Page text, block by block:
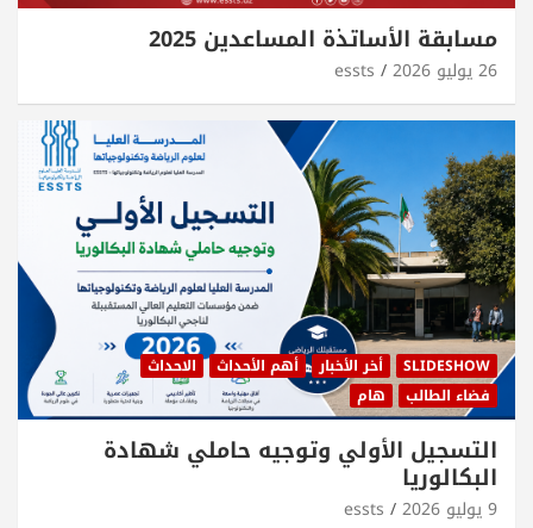
مسابقة الأساتذة المساعدين 2025
26 يوليو 2026 essts
SLIDESHOW أخر الأخبار أهم الأحداث
الاحداث
فضاء الطالب
هام
التسجيل الأولي وتوجيه حاملي شهادة
البكالوريا
9 يوليو 2026 essts